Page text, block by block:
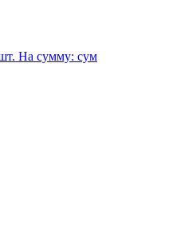
На сумму: сум